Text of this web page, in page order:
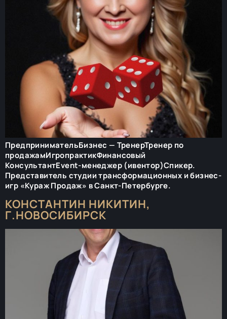
ПредпринимательБизнес — ТренерТренер по
продажамИгропрактикФинансовый
КонсультантEvent-менеджер (ивентор)Спикер.
Представитель студии трансформационных и бизнес-
игр «Кураж Продаж» в Санкт-Петербурге.
КОНСТАНТИН НИКИТИН,
Г.НОВОСИБИРСК